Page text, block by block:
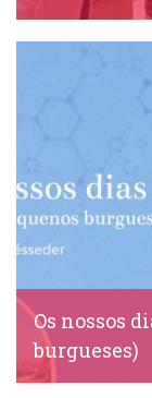
IDS, 18 Maio, 2020
Os nossos
burgueses)